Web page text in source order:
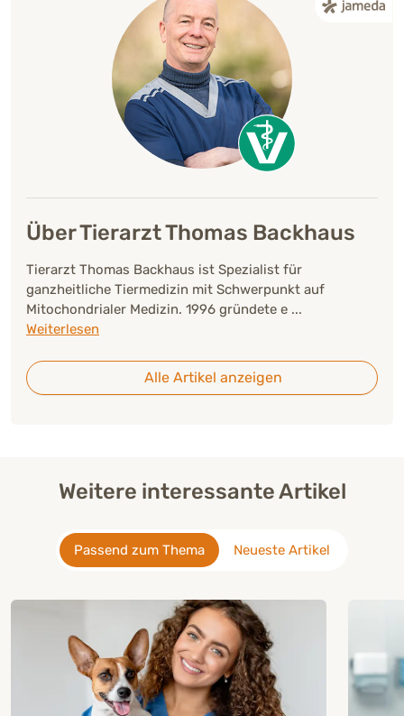
Über Tierarzt Thomas Backhaus
Tierarzt Thomas Backhaus ist Spezialist für
ganzheitliche Tiermedizin mit Schwerpunkt auf
Mitochondrialer Medizin. 1996 gründete e ...
Weiterlesen
Alle Artikel anzeigen
Weitere interessante Artikel
Passend zum Thema Neueste Artikel